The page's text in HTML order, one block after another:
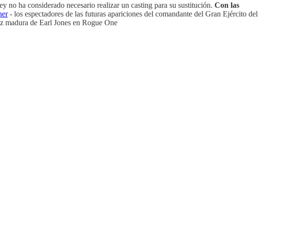
no ha considerado necesario realizar un casting para su sustitución. Con las
- los espectadores de las futuras apariciones del comandante del Gran Ejército del
madura de Earl Jones en Rogue One